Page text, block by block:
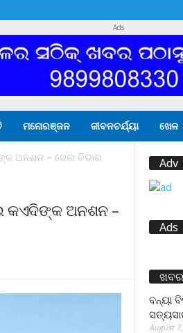
Ads
ମନୋରଞ୍ଜନ ଜୀବନଚର୍ଯ୍ୟା ଖେଳ
ଅନଶନ – ଜେଲ ବିଭାଗ
କଏଦିଙ୍କ ଅନଶନ –
Adv
Ads
ବନ୍ୟା
August